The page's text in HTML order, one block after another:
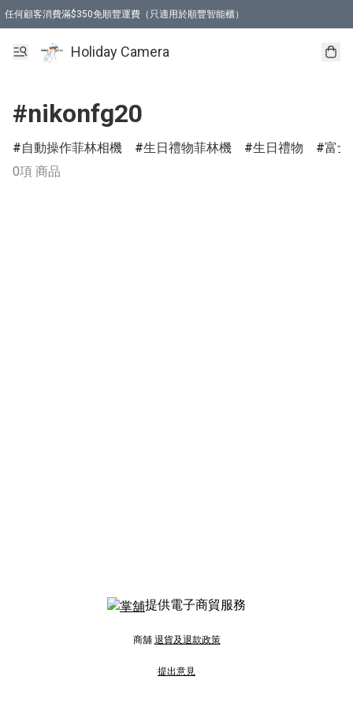
任何顧客消費滿$350免順豐運費（只適用於順豐智能櫃）
Holiday Camera
#nikonfg20
自動操作菲林相機 生日禮物菲林機 生日禮物
富士
0項 商品
提供電子商貿服務
商舖 退貨及退款政策
提出意見